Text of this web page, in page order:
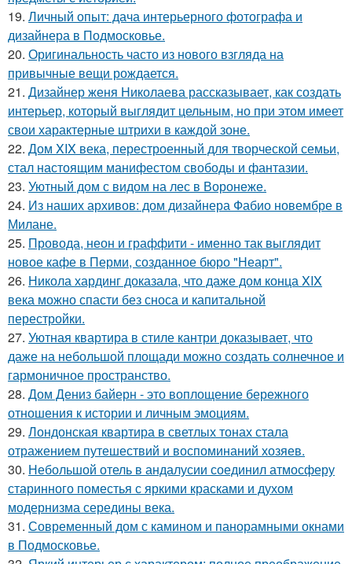
19. Личный опыт: дача интерьерного фотографа и
дизайнера в Подмосковье.
20. Оригинальность часто из нового взгляда на
привычные вещи рождается.
21. Дизайнер женя Николаева рассказывает, как создать
интерьер, который выглядит цельным, но при этом имеет
свои характерные штрихи в каждой зоне.
22. Дом XIX века, перестроенный для творческой семьи,
стал настоящим манифестом свободы и фантазии.
23. Уютный дом с видом на лес в Воронеже.
24. Из наших архивов: дом дизайнера Фабио новембре в
Милане.
25. Провода, неон и граффити - именно так выглядит
новое кафе в Перми, созданное бюро "Неарт".
26. Никола хардинг доказала, что даже дом конца XIX
века можно спасти без сноса и капитальной
перестройки.
27. Уютная квартира в стиле кантри доказывает, что
даже на небольшой площади можно создать солнечное и
гармоничное пространство.
28. Дом Дениз байерн - это воплощение бережного
отношения к истории и личным эмоциям.
29. Лондонская квартира в светлых тонах стала
отражением путешествий и воспоминаний хозяев.
30. Небольшой отель в андалусии соединил атмосферу
старинного поместья с яркими красками и духом
модернизма середины века.
31. Современный дом с камином и панорамными окнами
в Подмосковье.